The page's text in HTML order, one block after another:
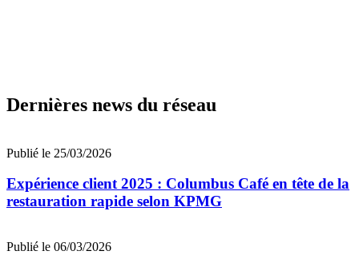
Dernières news du réseau
Publié le 25/03/2026
Expérience client 2025 : Columbus Café en tête de la
restauration rapide selon KPMG
Publié le 06/03/2026